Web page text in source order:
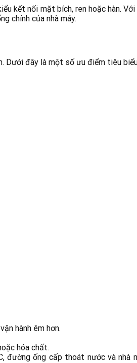
kết nối mặt bích, ren hoặc hàn.
chính của nhà máy.
Dưới đây là một số ưu điểm tiêu
hành êm hơn.
hóa chất.
đường ống cấp thoát nước và nhà